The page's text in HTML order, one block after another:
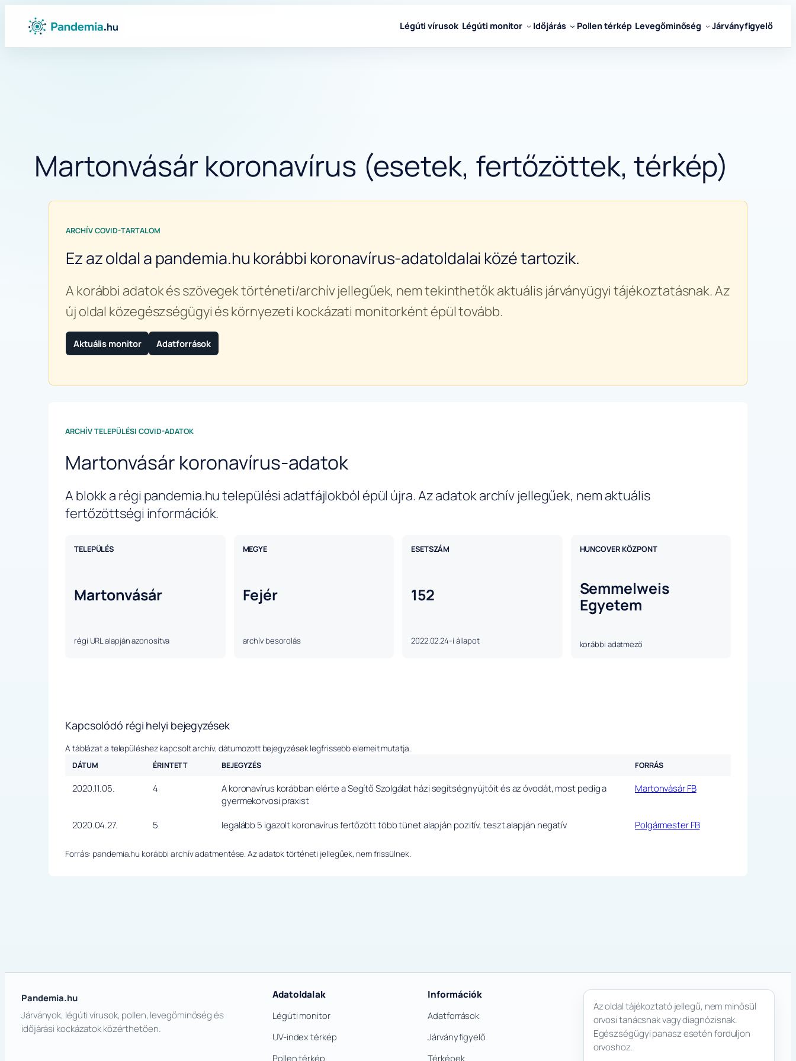
Ugrás
tartalomhoz
Légúti vírusok Légúti monitor Időjárás Pollen térkép Levegőminőség Járványfigyelő
Martonvásár koronavírus (esetek, fertőzöttek, térkép)
ARCHÍV COVID-TARTALOM
Ez az oldal a pandemia.hu korábbi koronavírus-adatoldalai közé tartozik.
A korábbi adatok és szövegek történeti/archív jellegűek, nem tekinthetők aktuális járványügyi tájékoztatásnak. Az
új oldal közegészségügyi és környezeti kockázati monitorként épül tovább.
Aktuális monitor Adatforrások
ARCHÍV TELEPÜLÉSI COVID-ADATOK
Martonvásár koronavírus-adatok
A blokk a régi pandemia.hu települési adatfájlokból épül újra. Az adatok archív jellegűek, nem aktuális
fertőzöttségi információk.
TELEPÜLÉS
Martonvásár
régi URL alapján azonosítva
MEGYE
Fejér
archív besorolás
ESETSZÁM
152
2022.02.24-i állapot
HUNCOVER KÖZPONT
Semmelweis
Egyetem
korábbi adatmező
Kapcsolódó régi helyi bejegyzések
A táblázat a településhez kapcsolt archív, dátumozott bejegyzések legfrissebb elemeit mutatja.
DÁTUM ÉRINTETT BEJEGYZÉS FORRÁS
2020.11.05. 4
A koronavírus korábban elérte a Segítő Szolgálat házi segítségnyújtóit és az óvodát, most pedig a
gyermekorvosi praxist
Martonvásár FB
2020.04.27. 5 legalább 5 igazolt koronavírus fertőzött több tünet alapján pozitív, teszt alapján negatív Polgármester FB
Forrás: pandemia.hu korábbi archív adatmentése. Az adatok történeti jellegűek, nem frissülnek.
Pandemia.hu
Járványok, légúti vírusok, pollen, levegőminőség és
időjárási kockázatok közérthetően.
Adatoldalak
Légúti monitor
UV-index térkép
Pollen térkép
Információk
Adatforrások
Járványfigyelő
Térképek
Az oldal tájékoztató jellegű, nem minősül
orvosi tanácsnak vagy diagnózisnak.
Egészségügyi panasz esetén forduljon
orvoshoz.